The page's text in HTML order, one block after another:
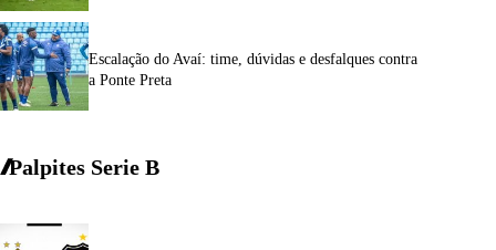
Escalação do Avaí: time, dúvidas e desfalques contra
a Ponte Preta
Palpites Serie B